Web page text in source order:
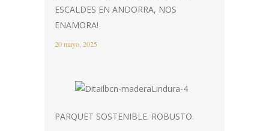
ESCALDES EN ANDORRA, NOS
ENAMORA!
20 mayo, 2025
PARQUET SOSTENIBLE. ROBUSTO.